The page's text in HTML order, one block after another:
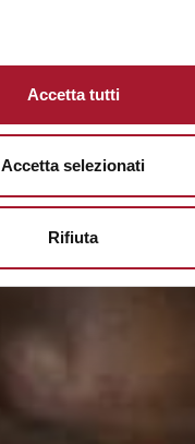
Accetta tutti
Accetta selezionati
Rifiuta